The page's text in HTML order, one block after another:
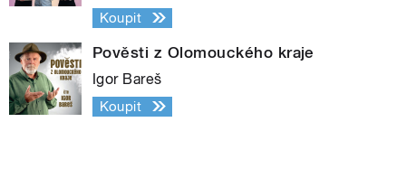
Koupit
Pověsti z Olomouckého kraje
Igor Bareš
Koupit